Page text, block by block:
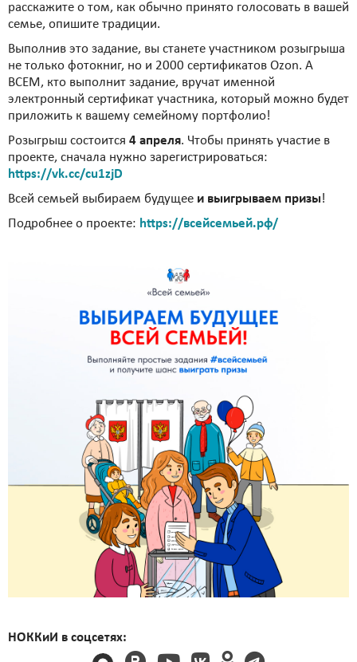
расскажите о том, как обычно принято голосовать в вашей
семье, опишите традиции.
Выполнив это задание, вы станете участником розыгрыша
не только фотокниг, но и 2000 сертификатов Ozon. А
ВСЕМ, кто выполнит задание, вручат именной
электронный сертификат участника, который можно будет
приложить к вашему семейному портфолио!
Розыгрыш состоится 4 апреля. Чтобы принять участие в
проекте, сначала нужно зарегистрироваться:
https://vk.cc/cu1zjD
Всей семьей выбираем будущее и выигрываем призы!
Подробнее о проекте: https://всейсемьей.рф/
НОККиИ в соцсетях: